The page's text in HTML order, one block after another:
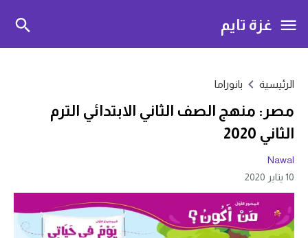
غزة تايم
الرئيسية بانوراما
مصر: منهج الصف الثاني الابتدائي الترم
الثاني 2020
Nawal
10 يناير 2020